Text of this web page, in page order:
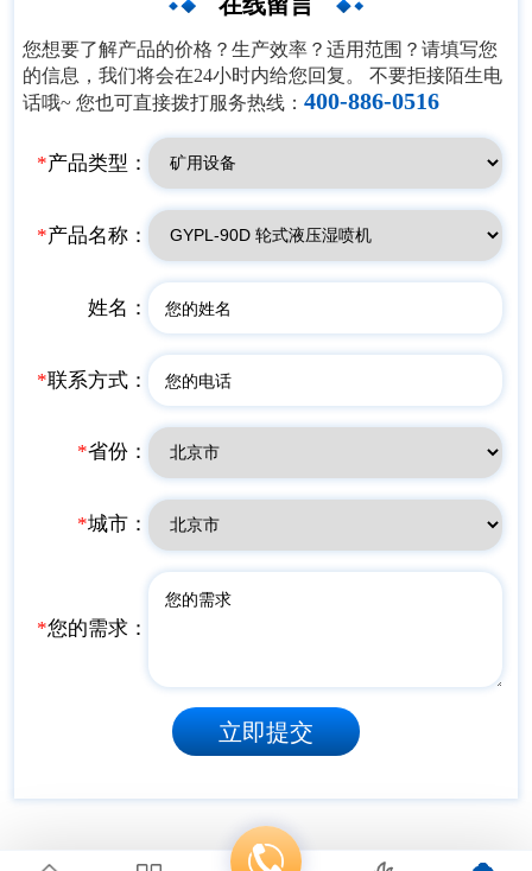
您想要了解产品的价格？生产效率？适用范围？请填写您
的信息，我们将会在24小时内给您回复。 不要拒接陌生电
话哦~ 您也可直接拨打服务热线：400-886-0516
*产品类型：
*产品名称：
姓名：
*联系方式：
*省份：
*城市：
*您的需求：
立即提交